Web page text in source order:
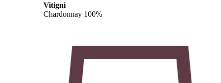
Vitigni
Chardonnay 100%